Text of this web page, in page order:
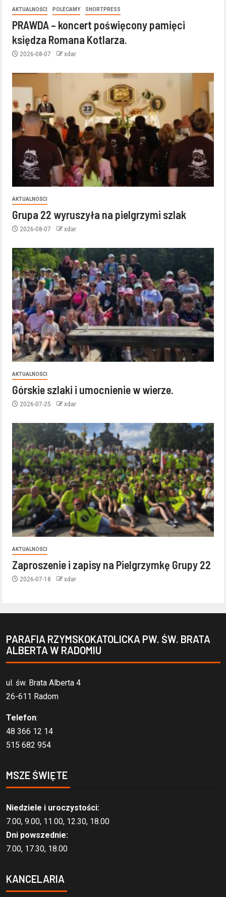
AKTUALNOŚCI POLECAMY SHORTPRESS
PRAWDA – koncert poświęcony pamięci
księdza Romana Kotlarza.
2026-08-07 xdar
AKTUALNOŚCI
Grupa 22 wyruszyła na pielgrzymi szlak
2026-08-07 xdar
AKTUALNOŚCI
Górskie szlaki i umocnienie w wierze.
2026-07-25 xdar
AKTUALNOŚCI
Zaproszenie i zapisy na Pielgrzymkę Grupy 22
2026-07-18 xdar
PARAFIA RZYMSKOKATOLICKA PW. ŚW. BRATA
ALBERTA W RADOMIU
ul. św. Brata Alberta 4
26-611 Radom
Telefon:
48 366 12 14
515 682 954
MSZE ŚWIĘTE
Niedziele i uroczystości:
7.00, 9.00, 11.00, 12.30, 18.00
Dni powszednie:
7.00, 17.30, 18.00
KANCELARIA